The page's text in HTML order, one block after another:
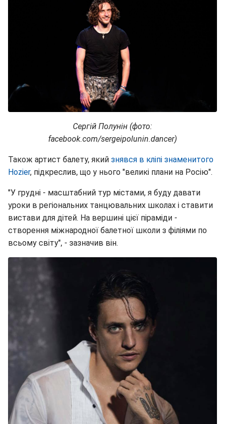
Сергій Полунін (фото:
facebook.com/sergeipolunin.dancer)
Також артист балету, який знявся в кліпі знаменитого
Hozier, підкреслив, що у нього "великі плани на Росію".
"У грудні - масштабний тур містами, я буду давати
уроки в регіональних танцювальних школах і ставити
вистави для дітей. На вершині цієї піраміди -
створення міжнародної балетної школи з філіями по
всьому світу", - зазначив він.